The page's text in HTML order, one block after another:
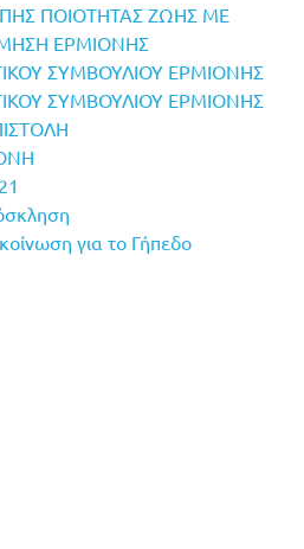
ΠΟΙΟΤΗΤΑΣ ΖΩΗΣ ΜΕ
ΕΡΜΙΟΝΗΣ
ΣΥΜΒΟΥΛΙΟΥ ΕΡΜΙΟΝΗΣ
ΣΥΜΒΟΥΛΙΟΥ ΕΡΜΙΟΝΗΣ
για το Γήπεδο